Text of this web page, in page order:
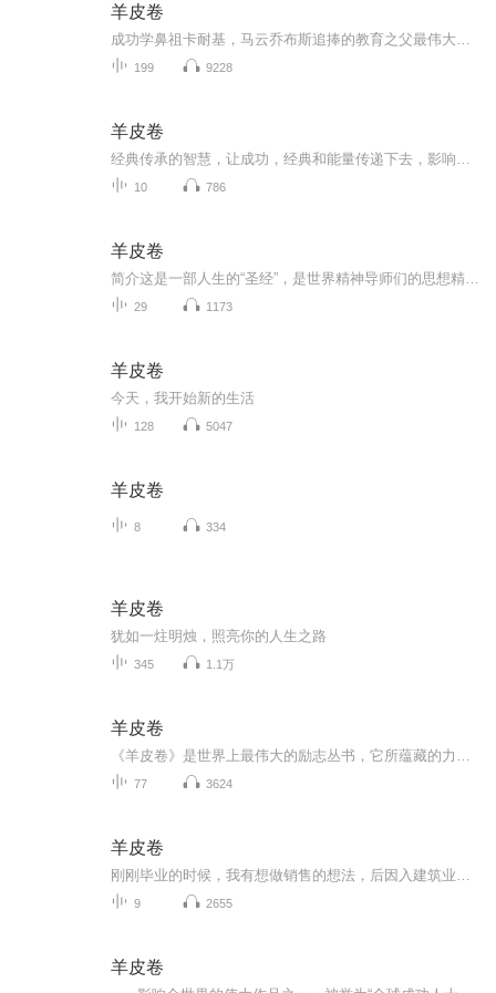
羊皮卷
199 9228
羊皮卷
10 786
羊皮卷
29 1173
羊皮卷
今天，我开始新的生活
128 5047
羊皮卷
8 334
羊皮卷
犹如一炷明烛，照亮你的人生之路
345 1.1万
羊皮卷
77 3624
羊皮卷
9 2655
羊皮卷